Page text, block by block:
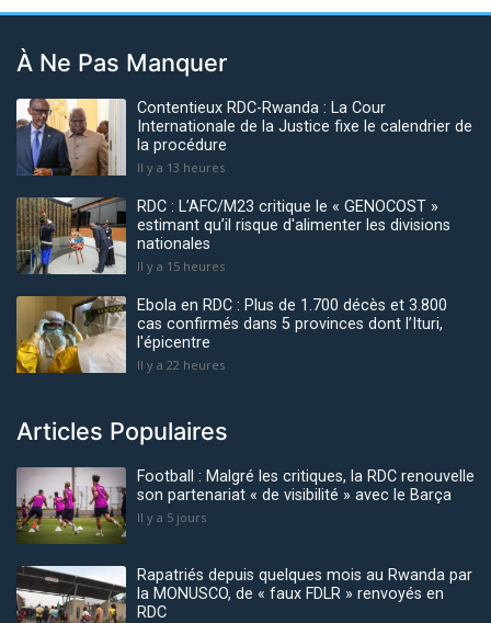
À Ne Pas Manquer
Contentieux RDC-Rwanda : La Cour
Internationale de la Justice fixe le calendrier de
la procédure
Il y a 13 heures
RDC : L’AFC/M23 critique le « GENOCOST »
estimant qu’il risque d'alimenter les divisions
nationales
Il y a 15 heures
Ebola en RDC : Plus de 1.700 décès et 3.800
cas confirmés dans 5 provinces dont l’Ituri,
l'épicentre
Il y a 22 heures
Articles Populaires
Football : Malgré les critiques, la RDC renouvelle
son partenariat « de visibilité » avec le Barça
Il y a 5 jours
Rapatriés depuis quelques mois au Rwanda par
la MONUSCO, de « faux FDLR » renvoyés en
RDC